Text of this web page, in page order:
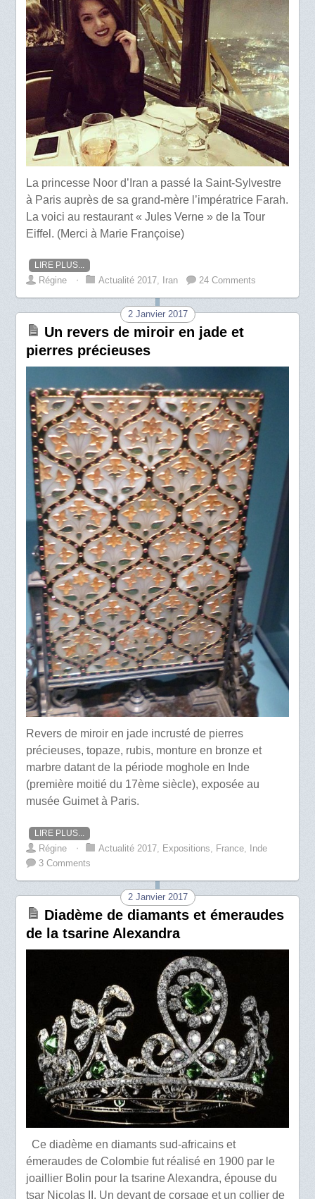
La princesse Noor d’Iran a passé la Saint-Sylvestre
à Paris auprès de sa grand-mère l’impératrice Farah.
La voici au restaurant « Jules Verne » de la Tour
Eiffel. (Merci à Marie Françoise)
LIRE PLUS...
Régine ⋅ Actualité 2017 Iran 24 Comments
2 Janvier 2017
Un revers de miroir en jade et
pierres précieuses
Revers de miroir en jade incrusté de pierres
précieuses, topaze, rubis, monture en bronze et
marbre datant de la période moghole en Inde
(première moitié du 17ème siècle), exposée au
musée Guimet à Paris.
LIRE PLUS...
Régine ⋅ Actualité 2017 Expositions France Inde
3 Comments
2 Janvier 2017
Diadème de diamants et émeraudes
de la tsarine Alexandra
Ce diadème en diamants sud-africains et
émeraudes de Colombie fut réalisé en 1900 par le
joaillier Bolin pour la tsarine Alexandra, épouse du
tsar Nicolas II. Un devant de corsage et un collier de